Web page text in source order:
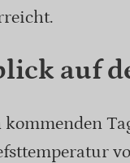
auf
kommenden